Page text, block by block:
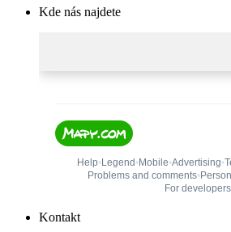
Kde nás najdete
Kontakt